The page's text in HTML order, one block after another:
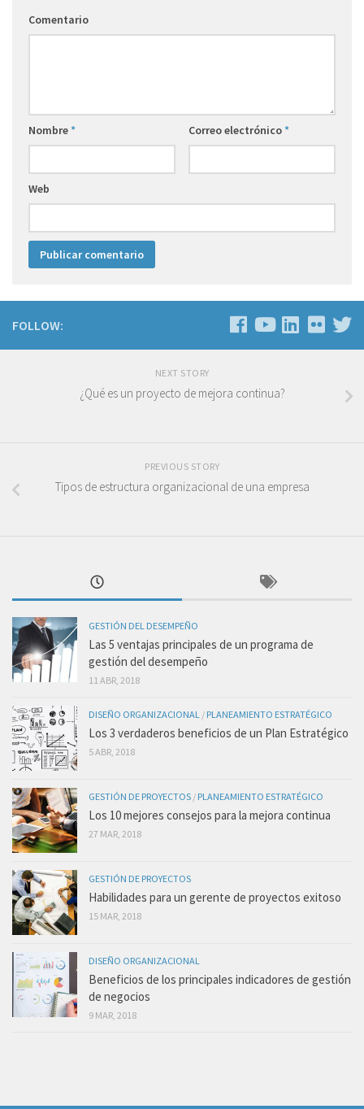
Comentario
Nombre* Correo electrónico*
Web
FOLLOW:
NEXT STORY
¿Qué es un proyecto de mejora continua?
PREVIOUS STORY
Tipos de estructura organizacional de una empresa
GESTIÓN DEL DESEMPEÑO
Las 5 ventajas principales de un programa de
gestión del desempeño
11 ABR, 2018
DISEÑO ORGANIZACIONAL / PLANEAMIENTO ESTRATÉGICO
Los 3 verdaderos beneficios de un Plan Estratégico
5 ABR, 2018
GESTIÓN DE PROYECTOS / PLANEAMIENTO ESTRATÉGICO
Los 10 mejores consejos para la mejora continua
27 MAR, 2018
GESTIÓN DE PROYECTOS
Habilidades para un gerente de proyectos exitoso
15 MAR, 2018
DISEÑO ORGANIZACIONAL
Beneficios de los principales indicadores de gestión
de negocios
9 MAR, 2018